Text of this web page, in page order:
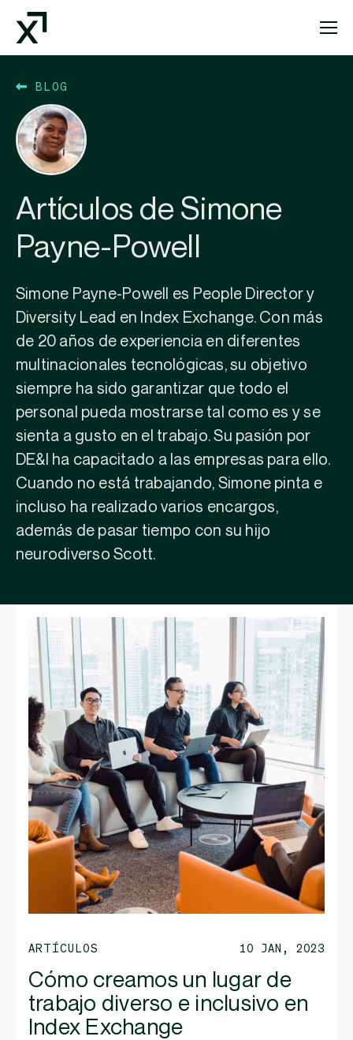
Index Exchange Home page
BLOG
Artículos de Simone
Payne-Powell
Simone Payne-Powell es People Director y
Diversity Lead en Index Exchange. Con más
de 20 años de experiencia en diferentes
multinacionales tecnológicas, su objetivo
siempre ha sido garantizar que todo el
personal pueda mostrarse tal como es y se
sienta a gusto en el trabajo. Su pasión por
DE&I ha capacitado a las empresas para ello.
Cuando no está trabajando, Simone pinta e
incluso ha realizado varios encargos,
además de pasar tiempo con su hijo
neurodiverso Scott.
ARTÍCULOS 10 JAN, 2023
Cómo creamos un lugar de
trabajo diverso e inclusivo en
Index Exchange